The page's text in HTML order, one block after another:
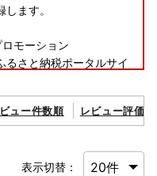
ます。
モーション
るさと納税ポータルサイ
れ、寄附受入れに係る各
ュー件数順 レビュー評価順
表示切替：